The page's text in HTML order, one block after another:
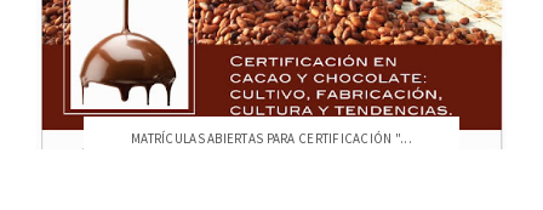
MATRÍCULAS ABIERTAS PARA CERTIFICACIÓN "...